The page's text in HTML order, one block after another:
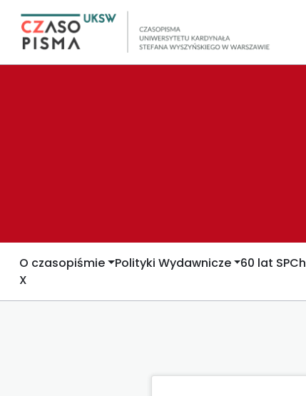
O czasopiśmie Polityki Wydawnicze 60 lat SPCh
X